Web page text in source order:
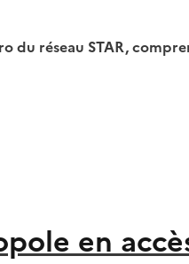
du réseau STAR,
en